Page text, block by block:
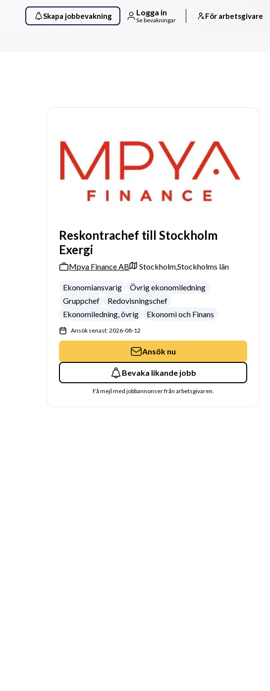
Skapa jobbevakning Logga in
Se bevakningar För arbetsgivare
Reskontrachef till Stockholm
Exergi
Mpya Finance AB Stockholm,Stockholms län
Ekonomiansvarig
Övrig ekonomiledning
Gruppchef
Redovisningschef
Ekonomiledning, övrig
Ekonomi och Finans
Ansök senast: 2026-08-12
Ansök nu
Bevaka likande jobb
Få mejl med jobbannonser från arbetsgivaren.